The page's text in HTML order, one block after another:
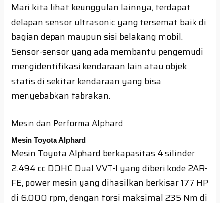
Mari kita lihat keunggulan lainnya, terdapat
delapan sensor ultrasonic yang tersemat baik di
bagian depan maupun sisi belakang mobil.
Sensor-sensor yang ada membantu pengemudi
mengidentifikasi kendaraan lain atau objek
statis di sekitar kendaraan yang bisa
menyebabkan tabrakan.
Mesin dan Performa Alphard
Mesin Toyota Alphard
Mesin Toyota Alphard berkapasitas 4 silinder
2.494 cc DOHC Dual VVT-I yang diberi kode 2AR-
FE, power mesin yang dihasilkan berkisar 177 HP
di 6.000 rpm, dengan torsi maksimal 235 Nm di